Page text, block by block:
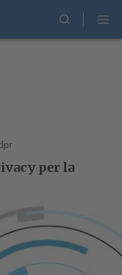
per la